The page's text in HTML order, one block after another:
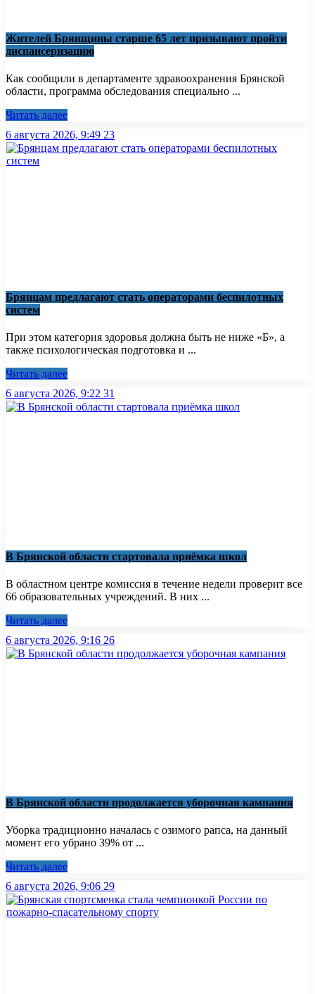
Жителей Брянщины старше 65 лет призывают пройти
диспансеризацию
Как сообщили в департаменте здравоохранения Брянской
области, программа обследования специально ...
Читать далее
6 августа 2026, 9:49 23
Брянцам предлагают стать оперaторами бeспилотных
систeм
При этом категория здоровья должна быть не ниже «Б», а
также психологическая подготовка и ...
Читать далее
6 августа 2026, 9:22 31
В Брянской области стартовала приёмка школ
В областном центре комиссия в течение недели проверит все
66 образовательных учреждений. В них ...
Читать далее
6 августа 2026, 9:16 26
В Брянской области продолжается уборочная кампания
Уборка традиционно началась с озимого рапса, на данный
момент его убрано 39% от ...
Читать далее
6 августа 2026, 9:06 29